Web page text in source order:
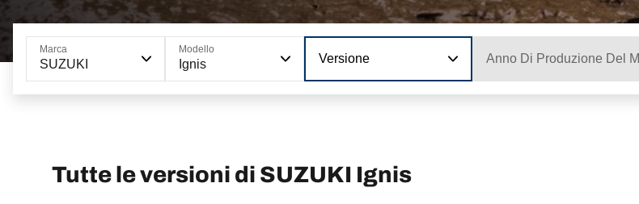
Marca
SUZUKI
Modello
Ignis Versione Anno Di Produzione Del
Tutte le versioni di SUZUKI Ignis